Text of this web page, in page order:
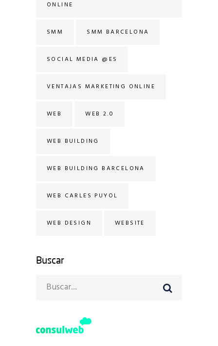
ONLINE
SMM SMM BARCELONA
SOCIAL MEDIA @ES
VENTAJAS MARKETING ONLINE
WEB WEB 2.0
WEB BUILDING
WEB BUILDING BARCELONA
WEB CARLES PUYOL
WEB DESIGN WEBSITE
Buscar
Search
for: